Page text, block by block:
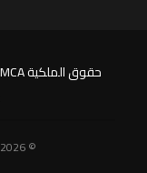
حقوق الملكية DMCA
© 2026 - مصر الآن. All Rights Reserved